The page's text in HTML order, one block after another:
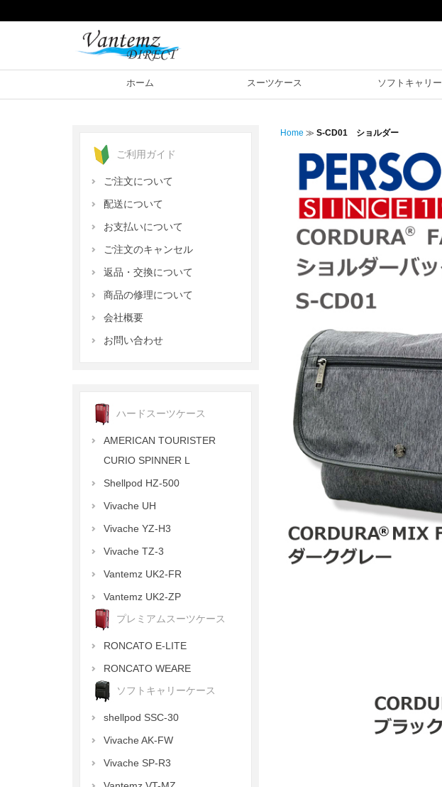
ホーム スーツケース ソフトキャリー
Home ≫ S-CD01 ショルダー
ご利用ガイド
ご注文について
配送について
お支払いについて
ご注文のキャンセル
返品・交換について
商品の修理について
会社概要
お問い合わせ
ハードスーツケース
AMERICAN TOURISTER
CURIO SPINNER L
Shellpod HZ-500
Vivache UH
Vivache YZ-H3
Vivache TZ-3
Vantemz UK2-FR
Vantemz UK2-ZP
プレミアムスーツケース
RONCATO E-LITE
RONCATO WEARE
ソフトキャリーケース
shellpod SSC-30
Vivache AK-FW
Vivache SP-R3